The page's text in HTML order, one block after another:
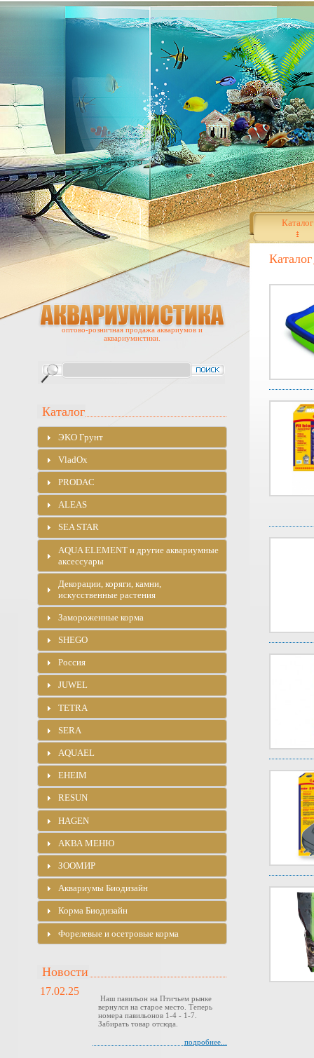
Каталог
Каталог
оптово-розничная продажа аквариумов и
аквариумистики.
Каталог
ЭKO Грунт
VladOx
PRODAC
ALEAS
SEA STAR
AQUA ELEMENT и другие аквариумные
аксессуары
Декорации, коряги, камни,
искусственные растения
Замороженные корма
SHEGO
Россия
JUWEL
TETRA
SERA
AQUAEL
EHEIM
RESUN
HAGEN
АКВА МЕНЮ
ЗООМИР
Аквариумы Биодизайн
Корма Биодизайн
Форелевые и осетровые корма
Новости
17.02.25
Наш павильон на Птичьем рынке
вернулся на старое место. Теперь
номера павильонов 1-4 - 1-7.
Забирать товар отсюда.
подробнее...